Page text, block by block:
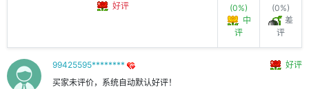
好评
(0%)
中
评
(0%)
差
评
99425595********
好评
买家未评价，系统自动默认好评！